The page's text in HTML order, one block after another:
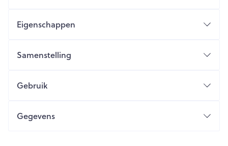
Eigenschappen
Samenstelling
Gebruik
Gegevens